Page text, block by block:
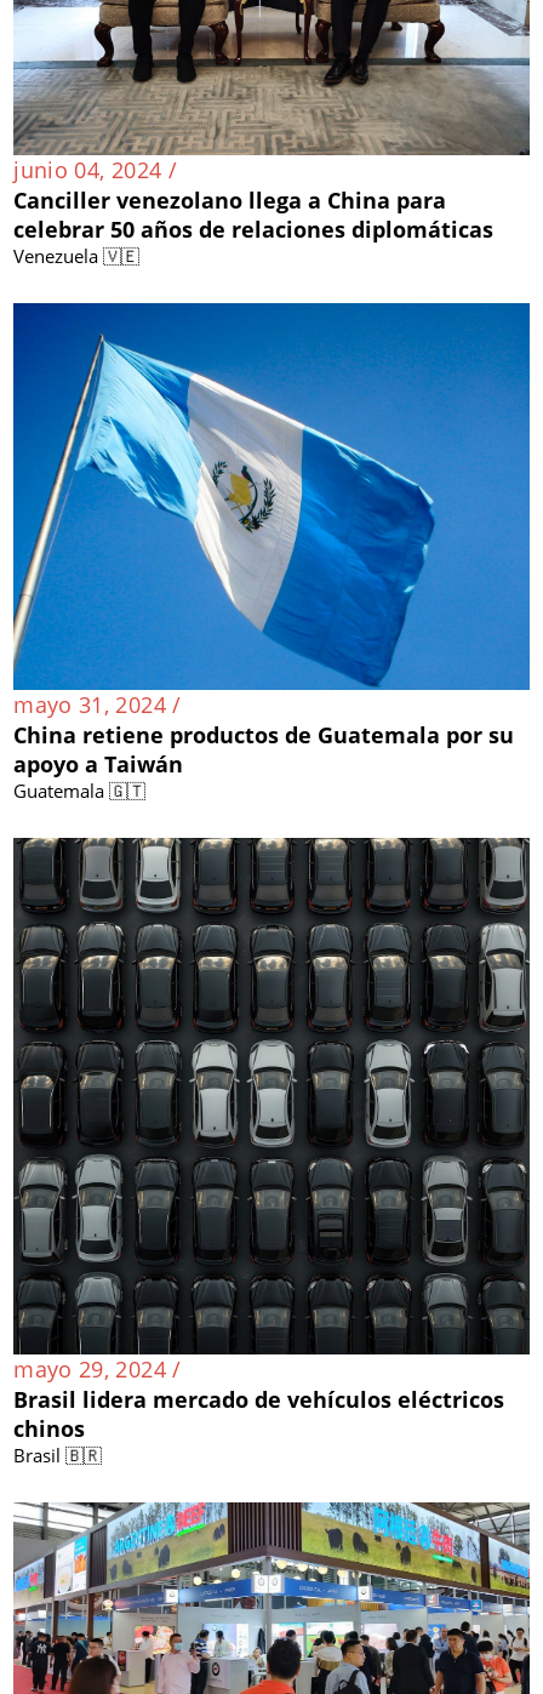
junio 04, 2024 /
Canciller venezolano llega a China para
celebrar 50 años de relaciones diplomáticas
Venezuela 🇻🇪
mayo 31, 2024 /
China retiene productos de Guatemala por su
apoyo a Taiwán
Guatemala 🇬🇹
mayo 29, 2024 /
Brasil lidera mercado de vehículos eléctricos
chinos
Brasil 🇧🇷